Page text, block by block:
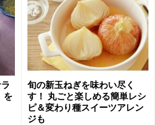
】
まぶし】
入りきんとん】
を
旬の新玉ねぎを味わい尽く
す！ 丸ごと楽しめる簡単レシ
ピ＆変わり種スイーツアレン
ジも